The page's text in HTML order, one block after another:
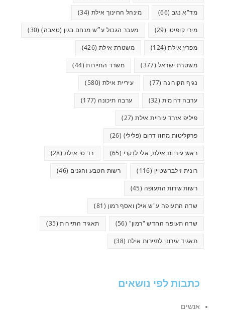
מד"א נגב (66) מינהל החינוך אילת (34)
מירי קופיטו (29) מעבר הגבול ע״ש מנחם בגין (טאבה)(30)
מפרץ אילת(124) משטרת אילת (426)
משטרת ישראל (377) משרד התיירות(44)
נגיף הקורונה (77) עיריית אילת (580)
ערבה דרומית (32) ערבה תיכונה (177)
פיליפ אזרד עיריית אילת(27)
פרקליטות מחוז דרום (פלילי) (26)
ראש עיריית אילת, אלי לנקרי (65) רד סי אילת (28)
רונית זילברשטיין (116) רשות הטבע והגנים (46)
רשות שדות התעופה (45)
שדה התעופה ע"ש אילן ואסף רמון (81)
שדה תעופה החדש "רמון" (56) תאגיד התיירות(35)
תאגיד עירוני לתיירות אילת (38)
כתבות לפי נושאים
אנשים